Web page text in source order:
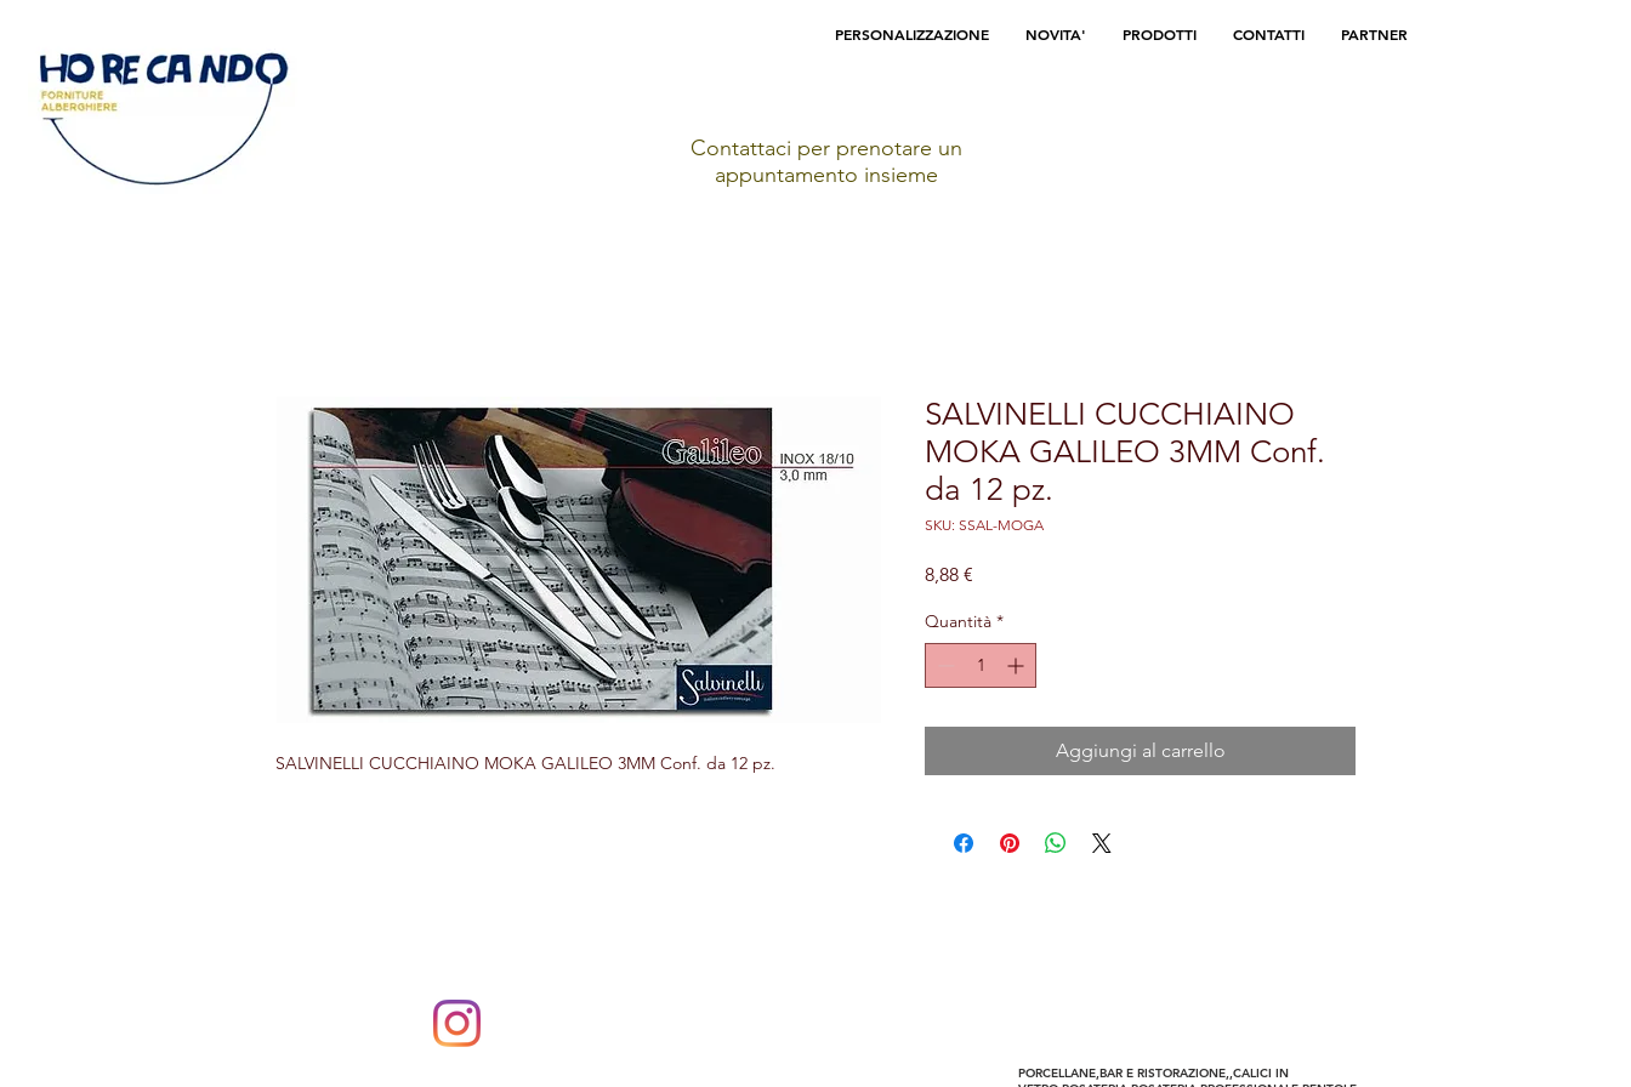
PERSONALIZZAZIONE NOVITA' PRODOTTI CONTATTI PARTNER
Contattaci per prenotare un
appuntamento insieme
SALVINELLI CUCCHIAINO MOKA GALILEO 3MM Conf. da 12 pz.
SALVINELLI CUCCHIAINO
MOKA GALILEO 3MM Conf.
da 12 pz.
SKU: SSAL-MOGA
8,88 €
Quantità *
Aggiungi al carrello
PORCELLANE,BAR E RISTORAZIONE,,CALICI IN